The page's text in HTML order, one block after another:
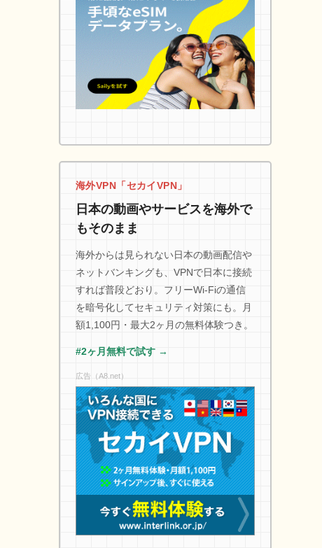
海外VPN「セカイVPN」
日本の動画やサービスを海外で
もそのまま
海外からは見られない日本の動画配信や
ネットバンキングも、VPNで日本に接続
すれば普段どおり。フリーWi-Fiの通信
を暗号化してセキュリティ対策にも。月
額1,100円・最大2ヶ月の無料体験つき。
#2ヶ月無料で試す →
広告（A8.net）